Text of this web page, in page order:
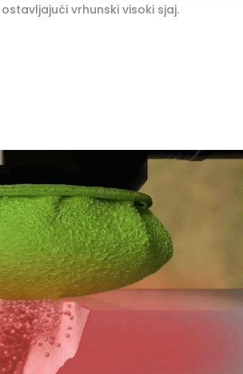
vrhunski visoki sjaj.